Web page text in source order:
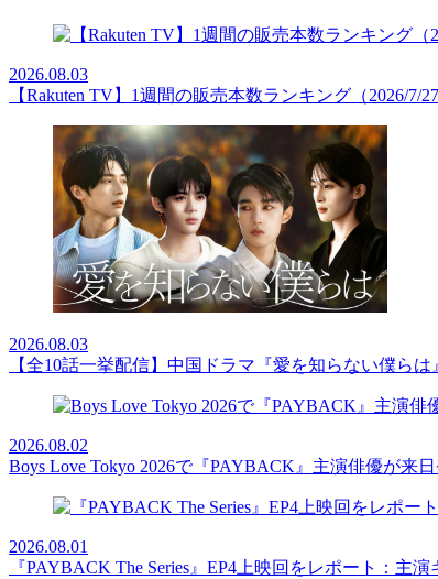
2026.08.03
【Rakuten TV】1週間の販売本数ランキング（2026/7/27
2026.08.03
【全10話一挙配信】中国ドラマ『愛を知らない僕らは
2026.08.02
Boys Love Tokyo 2026で『PAYBACK』主演俳優が来
2026.08.01
『PAYBACK The Series』EP4上映回をレポート：主